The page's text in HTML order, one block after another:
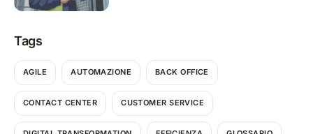
Tags
AGILE AUTOMAZIONE BACK OFFICE
CONTACT CENTER CUSTOMER SERVICE